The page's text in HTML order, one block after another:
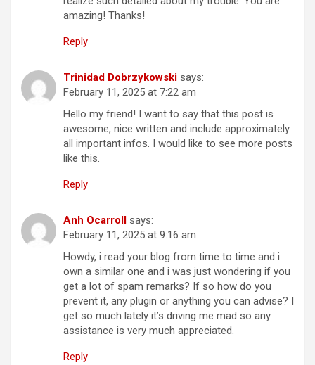
amazing! Thanks!
Reply
Trinidad Dobrzykowski says:
February 11, 2025 at 7:22 am
Hello my friend! I want to say that this post is
awesome, nice written and include approximately
all important infos. I would like to see more posts
like this.
Reply
Anh Ocarroll says:
February 11, 2025 at 9:16 am
Howdy, i read your blog from time to time and i
own a similar one and i was just wondering if you
get a lot of spam remarks? If so how do you
prevent it, any plugin or anything you can advise? I
get so much lately it’s driving me mad so any
assistance is very much appreciated.
Reply